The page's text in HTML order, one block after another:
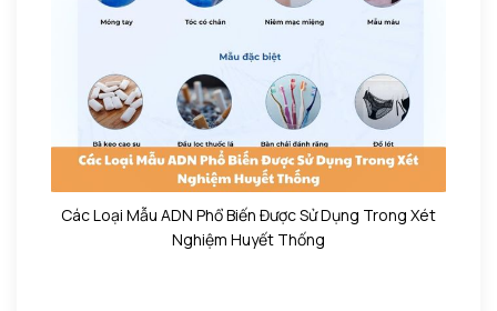
Các Loại Mẫu ADN Phổ Biến Được Sử Dụng Trong Xét
Nghiệm Huyết Thống